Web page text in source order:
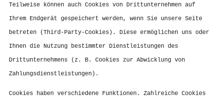
Teilweise können auch Cookies von Drittunternehmen auf
Ihrem Endgerät gespeichert werden, wenn Sie unsere Seite
betreten (Third-Party-Cookies). Diese ermöglichen uns oder
Ihnen die Nutzung bestimmter Dienstleistungen des
Drittunternehmens (z. B. Cookies zur Abwicklung von
Zahlungsdienstleistungen).
Cookies haben verschiedene Funktionen. Zahlreiche Cookies